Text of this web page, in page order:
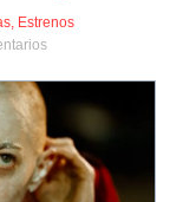
, Estrenos